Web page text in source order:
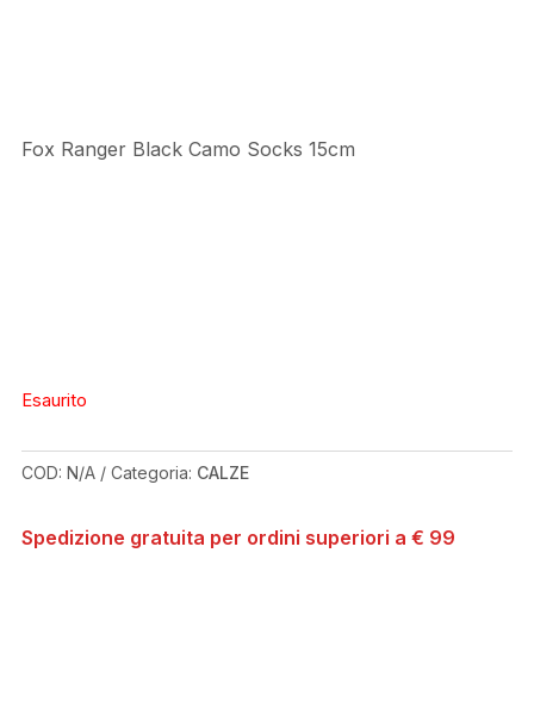
Fox Ranger Black Camo Socks 15cm
Esaurito
COD: N/A Categoria: CALZE
Spedizione gratuita per ordini superiori a € 99